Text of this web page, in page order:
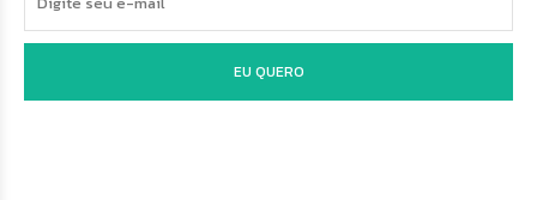
EU QUERO